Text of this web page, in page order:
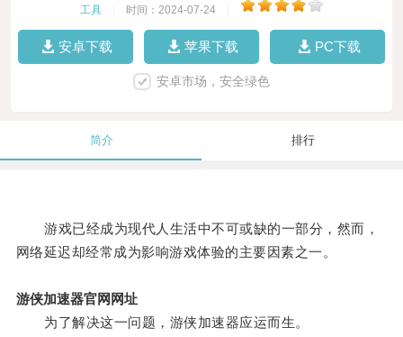
工具 时间：2024-07-24
安卓下载 苹果下载 PC下载
安卓市场，安全绿色
简介 排行
游戏已经成为现代人生活中不可或缺的一部分，然而，
网络延迟却经常成为影响游戏体验的主要因素之一。
游侠加速器官网网址
为了解决这一问题，游侠加速器应运而生。